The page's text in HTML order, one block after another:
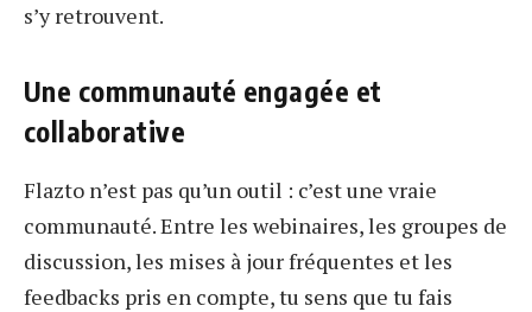
s’y retrouvent.
Une communauté engagée et
collaborative
Flazto n’est pas qu’un outil : c’est une vraie
communauté. Entre les webinaires, les groupes de
discussion, les mises à jour fréquentes et les
feedbacks pris en compte, tu sens que tu fais